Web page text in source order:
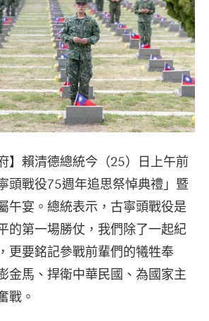
】賴清德總統今（25）日上午前
頭戰役75週年追思祭悼典禮」暨
午宴。總統表示，古寧頭戰役是
的第一場勝仗，我們除了一起紀
更要銘記參戰前輩們的犧牲奉
金馬、捍衛中華民國、為國家主
戰。